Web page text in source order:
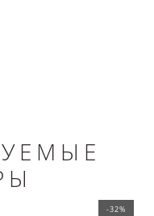
-32%